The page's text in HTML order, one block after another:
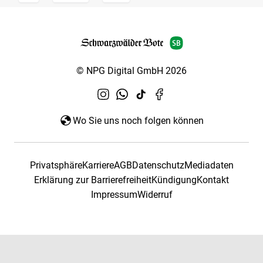
© NPG Digital GmbH 2026
Wo Sie uns noch folgen können
PrivatsphäreKarriereAGBDatenschutzMediadaten
Erklärung zur BarrierefreiheitKündigungKontakt
ImpressumWiderruf